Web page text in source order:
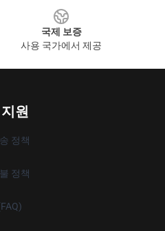
국제 보증
사용 국가에서 제공
원
정책
정책